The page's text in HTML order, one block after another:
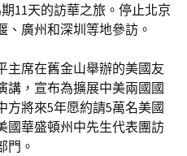
11天的訪華之旅。停止北京
、廣州和深圳等地參訪。
主席在舊金山舉辦的美國友
講，宣布為擴展中美兩國國
方將來5年愿約請5萬名美國
國華盛頓州中先生代表團訪
門。